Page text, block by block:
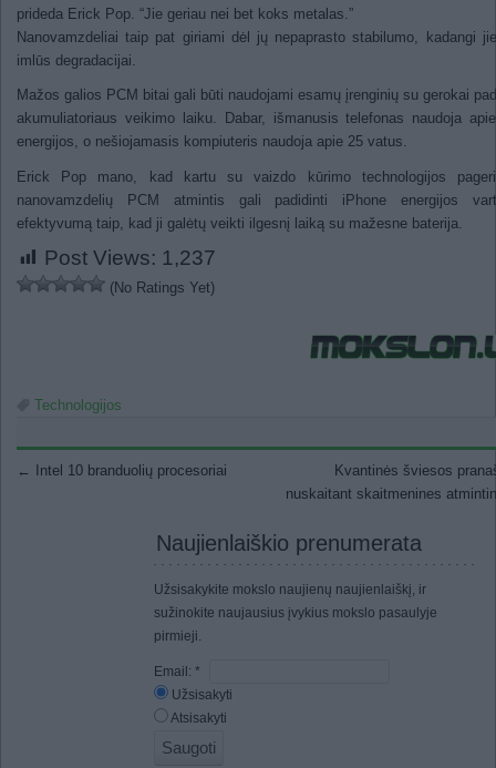
prideda Erick Pop. “Jie geriau nei bet koks metalas.”
Nanovamzdeliai taip pat giriami dėl jų nepaprasto stabilumo, kadangi
imlūs degradacijai.
Mažos galios PCM bitai gali būti naudojami esamų įrenginių su gerokai
akumuliatoriaus veikimo laiku. Dabar, išmanusis telefonas naudoja
energijos, o nešiojamasis kompiuteris naudoja apie 25 vatus.
Erick Pop mano, kad kartu su vaizdo kūrimo technologijos
nanovamzdelių PCM atmintis gali padidinti iPhone energijos
efektyvumą taip, kad ji galėtų veikti ilgesnį laiką su mažesne baterija.
Post Views: 1,237
(No Ratings Yet)
Technologijos
Post navigation
← Intel 10 branduolių procesoriai
Kvantinės šviesos
nuskaitant skaitmenines
Naujienlaiškio prenumerata
Užsisakykite mokslo naujienų naujienlaiškį, ir
sužinokite naujausius įvykius mokslo pasaulyje
pirmieji.
Email: *
Užsisakyti
Atsisakyti